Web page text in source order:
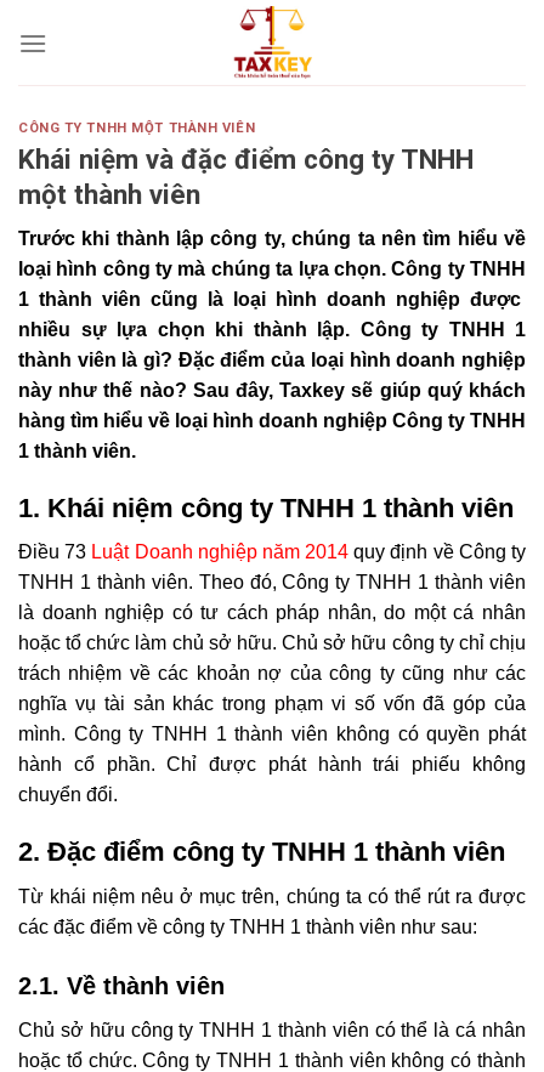
CÔNG TY TNHH MỘT THÀNH VIÊN
Khái niệm và đặc điểm công ty TNHH
một thành viên
Trước khi thành lập công ty, chúng ta nên tìm hiểu về
loại hình công ty mà chúng ta lựa chọn. Công ty TNHH
1 thành viên cũng là loại hình doanh nghiệp được
nhiều sự lựa chọn khi thành lập. Công ty TNHH 1
thành viên là gì? Đặc điểm của loại hình doanh nghiệp
này như thế nào? Sau đây, Taxkey sẽ giúp quý khách
hàng tìm hiểu về loại hình doanh nghiệp Công ty TNHH
1 thành viên.
1. Khái niệm công ty TNHH 1 thành viên
Điều 73 Luật Doanh nghiệp năm 2014 quy định về Công ty
TNHH 1 thành viên. Theo đó, Công ty TNHH 1 thành viên
là doanh nghiệp có tư cách pháp nhân, do một cá nhân
hoặc tổ chức làm chủ sở hữu. Chủ sở hữu công ty chỉ chịu
trách nhiệm về các khoản nợ của công ty cũng như các
nghĩa vụ tài sản khác trong phạm vi số vốn đã góp của
mình. Công ty TNHH 1 thành viên không có quyền phát
hành cổ phần. Chỉ được phát hành trái phiếu không
chuyển đổi.
2. Đặc điểm công ty TNHH 1 thành viên
Từ khái niệm nêu ở mục trên, chúng ta có thể rút ra được
các đặc điểm về công ty TNHH 1 thành viên như sau:
2.1. Về thành viên
Chủ sở hữu công ty TNHH 1 thành viên có thể là cá nhân
hoặc tổ chức. Công ty TNHH 1 thành viên không có thành